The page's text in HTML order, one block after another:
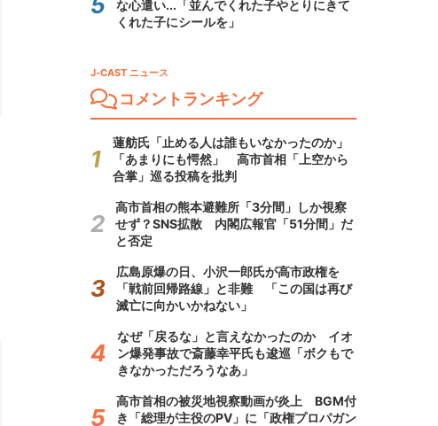
な心遣い...「並んでくれた子やとりにきて
くれた子にシールを」
J-CAST ニュース
コメントランキング
蓮舫氏「止める人は誰もいなかったのか」
「あまりにも愕然」 高市首相「上空から
合掌」巡る投稿を批判
高市首相の熊本避難所「3分間」しか視察
せず？SNS拡散 内閣広報官「51分間」だ
と否定
広島原爆の日、小沢一郎氏が高市政権を
「戦前回帰路線」と非難 「この国は再び
滅亡に向かいかねない」
なぜ「戻るな」と言えなかったのか イオ
ン爆発事故で斎藤幸平氏も逡巡「ボクもで
きなかっただろうなあ」
高市首相の被災地視察動画が炎上 BGM付
き「総理が主役のPV」に「政権プロパガン